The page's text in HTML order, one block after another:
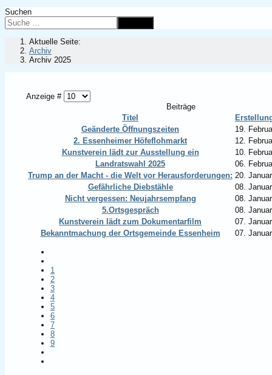
Suchen
Aktuelle Seite:
Archiv
Archiv 2025
Anzeige #
Beiträge
Titel
Geänderte Öffnungszeiten
19.
2. Essenheimer Höfeflohmarkt
12.
Kunstverein lädt zur Ausstellung ein
10.
Landratswahl 2025
06.
Trump an der Macht - die Welt vor Herausforderungen: 20.
Gefährliche Diebstähle
08.
Nicht vergessen: Neujahrsempfang
08.
5.Ortsgespräch
08.
Kunstverein lädt zum Dokumentarfilm
07.
Bekanntmachung der Ortsgemeinde Essenheim
07.
1
2
3
4
5
6
7
8
9